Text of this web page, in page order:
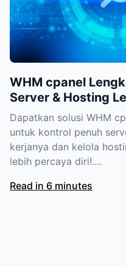
WHM cpanel
Server & Hosting
Dapatkan solusi WHM
untuk kontrol penuh
kerjanya dan kelola
lebih percaya diri!....
Read in 6 minutes